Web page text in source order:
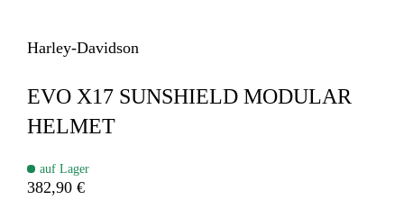
Harley-Davidson
EVO X17 SUNSHIELD MODULAR
HELMET​
auf Lager
382,90 €